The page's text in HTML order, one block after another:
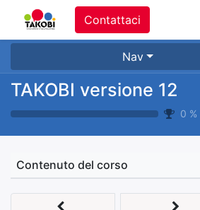
Contattaci
Nav
TAKOBI versione 12
0 %
Contenuto del corso